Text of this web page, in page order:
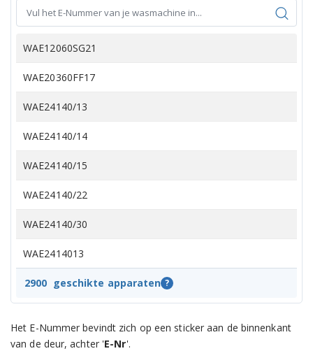
WAE12060SG21
WAE20360FF17
WAE24140/13
WAE24140/14
WAE24140/15
WAE24140/22
WAE24140/30
WAE2414013
WAE2414014
WAE2414018
2900 geschikte apparaten ?
Het E-Nummer bevindt zich op een sticker aan de binnenkant
van de deur, achter 'E-Nr'.